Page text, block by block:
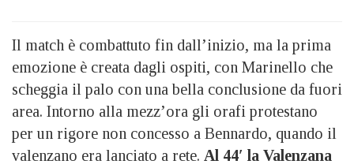
Il match è combattuto fin dall’inizio, ma la prima
emozione è creata dagli ospiti, con Marinello che
scheggia il palo con una bella conclusione da fuori
area. Intorno alla mezz’ora gli orafi protestano
per un rigore non concesso a Bennardo, quando il
valenzano era lanciato a rete. Al 44′ la Valenzana